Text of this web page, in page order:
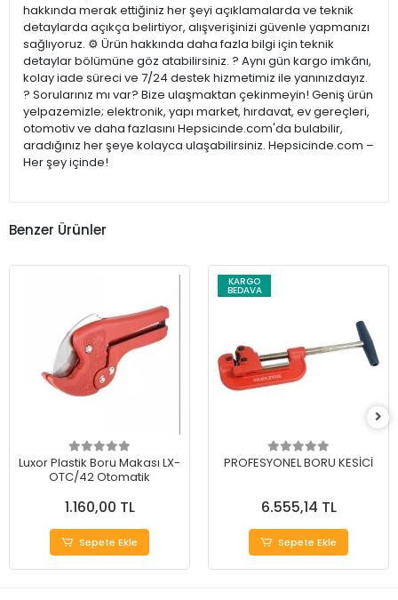
hakkında merak ettiğiniz her şeyi açıklamalarda ve teknik
detaylarda açıkça belirtiyor, alışverişinizi güvenle yapmanızı
sağlıyoruz. ⚙️ Ürün hakkında daha fazla bilgi için teknik
detaylar bölümüne göz atabilirsiniz. ? Aynı gün kargo imkânı,
kolay iade süreci ve 7/24 destek hizmetimiz ile yanınızdayız.
? Sorularınız mı var? Bize ulaşmaktan çekinmeyin! Geniş ürün
yelpazemizle; elektronik, yapı market, hırdavat, ev gereçleri,
otomotiv ve daha fazlasını Hepsicinde.com'da bulabilir,
aradığınız her şeye kolayca ulaşabilirsiniz. Hepsicinde.com –
Her şey içinde!
Benzer Ürünler
Luxor Plastik Boru Makası LX-
OTC/42 Otomatik
1.160,00 TL
Sepete Ekle
KARGO
BEDAVA
PROFESYONEL BORU KESİCİ
6.555,14 TL
Sepete Ekle